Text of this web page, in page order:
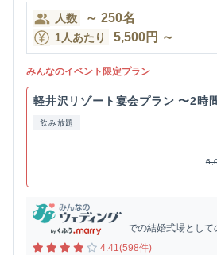
人数 ～ 250名
1人あたり 5,500円 ～
みんなのイベント限定プラン
軽井沢リゾート宴会プラン 〜2時
飲み放題
での結婚式場として
4.41(598件)